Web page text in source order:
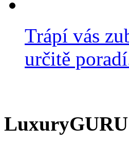
Trápí vás
určitě
LuxuryGURU